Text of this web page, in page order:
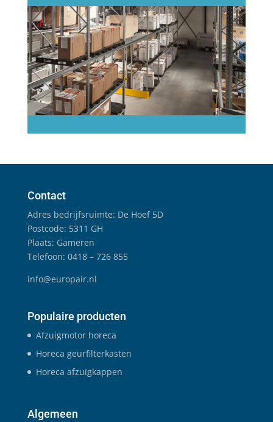
Contact
Adres bedrijfsruimte: De Hoef 5D
Postcode: 5311 GH
Plaats: Gameren
Telefoon: 0418 – 726 855
info@europair.nl
Populaire producten
Afzuigmotor horeca
Horeca geurfilterkasten
Horeca afzuigkappen
Algemeen